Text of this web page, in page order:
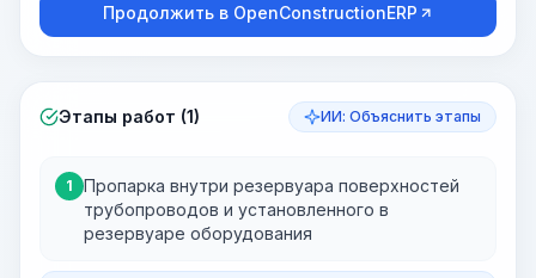
Продолжить в OpenConstructionERP
Этапы работ (1) ИИ: Объяснить этапы
1
Пропарка внутри резервуара поверхностей
трубопроводов и установленного в
резервуаре оборудования